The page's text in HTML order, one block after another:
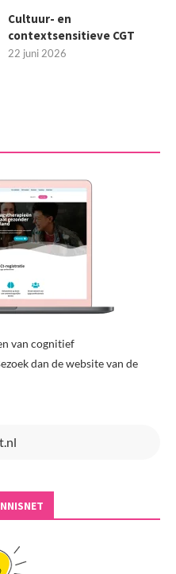
Cultuur- en
contextsensitieve CGT
22 juni 2026
van cognitief
dan de website van de